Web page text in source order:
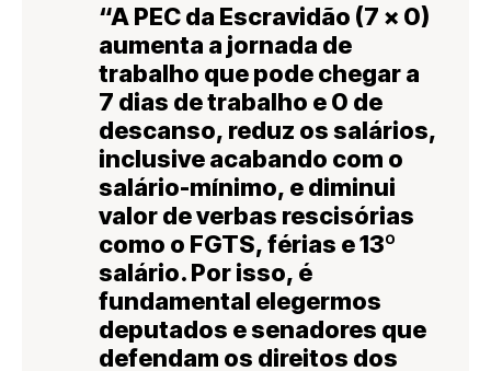
“A PEC da Escravidão (7 x 0)
aumenta a jornada de
trabalho que pode chegar a
7 dias de trabalho e 0 de
descanso, reduz os salários,
inclusive acabando com o
salário-mínimo, e diminui
valor de verbas rescisórias
como o FGTS, férias e 13º
salário. Por isso, é
fundamental elegermos
deputados e senadores que
defendam os direitos dos